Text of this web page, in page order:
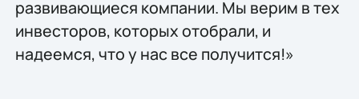
развивающиеся компании. Мы верим в тех
инвесторов, которых отобрали, и
надеемся, что у нас все получится!»